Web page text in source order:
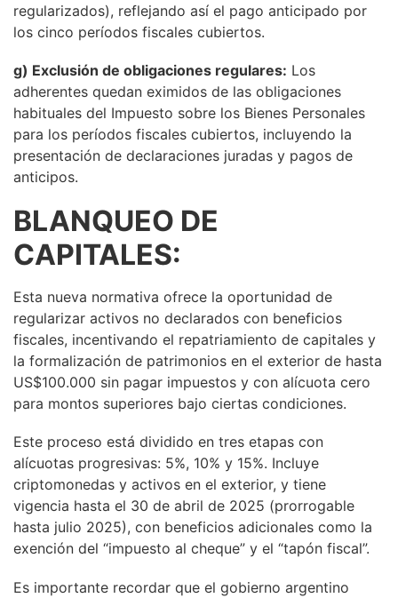
regularizados), reflejando así el pago anticipado por
los cinco períodos fiscales cubiertos.
g) Exclusión de obligaciones regulares: Los
adherentes quedan eximidos de las obligaciones
habituales del Impuesto sobre los Bienes Personales
para los períodos fiscales cubiertos, incluyendo la
presentación de declaraciones juradas y pagos de
anticipos.
BLANQUEO DE
CAPITALES:
Esta nueva normativa ofrece la oportunidad de
regularizar activos no declarados con beneficios
fiscales, incentivando el repatriamiento de capitales y
la formalización de patrimonios en el exterior de hasta
US$100.000 sin pagar impuestos y con alícuota cero
para montos superiores bajo ciertas condiciones.
Este proceso está dividido en tres etapas con
alícuotas progresivas: 5%, 10% y 15%. Incluye
criptomonedas y activos en el exterior, y tiene
vigencia hasta el 30 de abril de 2025 (prorrogable
hasta julio 2025), con beneficios adicionales como la
exención del “impuesto al cheque” y el “tapón fiscal”.
Es importante recordar que el gobierno argentino